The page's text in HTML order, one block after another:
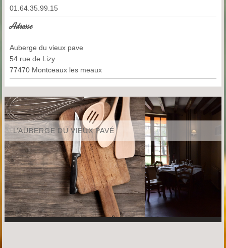
01.64.35.99.15
Adresse
Auberge du vieux pave
54 rue de Lizy
77470 Montceaux les meaux
L’AUBERGE DU VIEUX PAVÉ